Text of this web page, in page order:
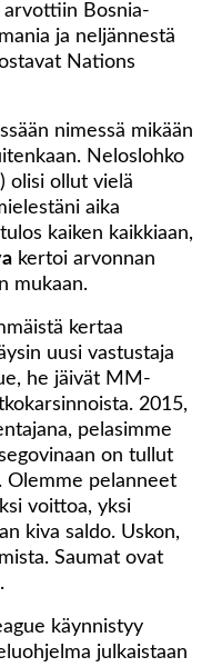
arvottiin Bosnia-
ja neljännestä
Nations
nimessä mikään
Neloslohko
olisi ollut vielä
aika
kaiken kaikkiaan,
kertoi arvonnan
mukaan.
kertaa
uusi vastustaja
he jäivät MM-
2015,
pelasimme
on tullut
Olemme pelanneet
voittoa, yksi
kiva saldo. Uskon,
Saumat ovat
käynnistyy
julkaistaan